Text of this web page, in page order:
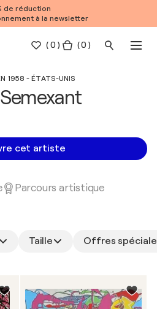
de réduction
à la newsletter
(0 ) ( 0 )
1958 - ÉTATS-UNIS
cet artiste
Parcours artistique
Taille Offres